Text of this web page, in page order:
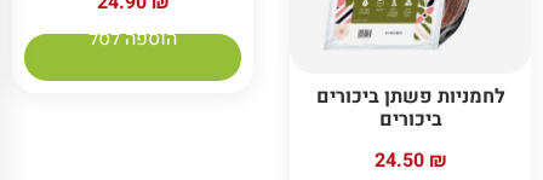
לחמניות פשתן ביכורים
ביכורים
24.50 ₪
הוספה לסל